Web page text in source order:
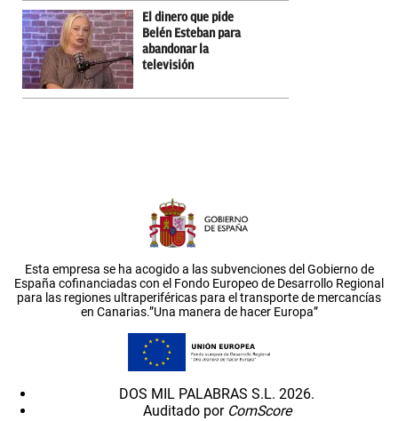
El dinero que pide
Belén Esteban para
abandonar la
televisión
Esta empresa se ha acogido a las subvenciones del Gobierno de
España cofinanciadas con el Fondo Europeo de Desarrollo Regional
para las regiones ultraperiféricas para el transporte de mercancías
en Canarias.”Una manera de hacer Europa”
DOS MIL PALABRAS S.L. 2026.
Auditado por ComScore